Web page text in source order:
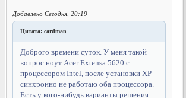
Добавлено Сегодня, 20:19
Цитата: cardman
Доброго времени суток. У меня такой
вопрос ноут Acer Extensa 5620 с
процессором Intel, после установки ХР
синхронно не работаю оба процессора.
Есть у кого-нибудь варианты решения